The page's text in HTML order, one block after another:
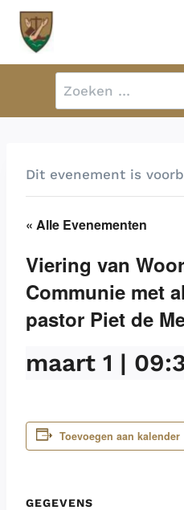
Doorgaan
naar
Zoeken
naar:
Dit evenement is
« Alle Evenementen
Viering van
Communie met
pastor Piet de
maart 1 |
Toevoegen aan kalender
GEGEVENS